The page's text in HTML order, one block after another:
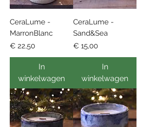
CeraLume -
MarronBlanc
Prijs
€ 22,50
In
winkelwagen
CeraLume -
Sand&Sea
Prijs
€ 15,00
In
winkelwagen